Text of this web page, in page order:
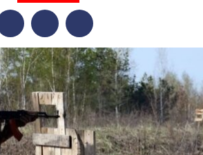
TwitterTelegram